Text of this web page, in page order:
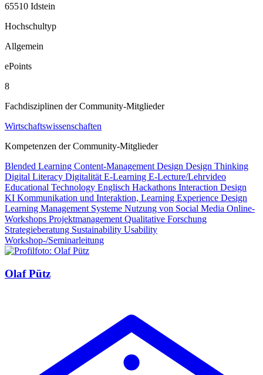
65510 Idstein
Hochschultyp
Allgemein
ePoints
8
Fachdisziplinen der Community-Mitglieder
Wirtschaftswissenschaften
Kompetenzen der Community-Mitglieder
Blended Learning Content-Management Design Design Thinking
Digital Literacy Digitalität E-Learning E-Lecture/Lehrvideo
Educational Technology Englisch Hackathons Interaction Design
KI Kommunikation und Interaktion, Learning Experience Design
Learning Management Systeme Nutzung von Social Media Online-
Workshops Projektmanagement Qualitative Forschung
Strategieberatung Sustainability Usability
Workshop-/Seminarleitung
Olaf Pütz